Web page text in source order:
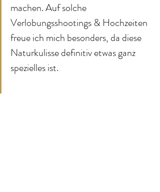
machen. Auf solche
Verlobungsshootings & Hochzeiten
freue ich mich besonders, da diese
Naturkulisse definitiv etwas ganz
spezielles ist.